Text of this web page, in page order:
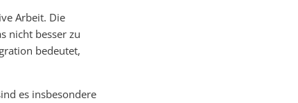
Arbeit. Die
nicht besser zu
bedeutet,
es insbesondere